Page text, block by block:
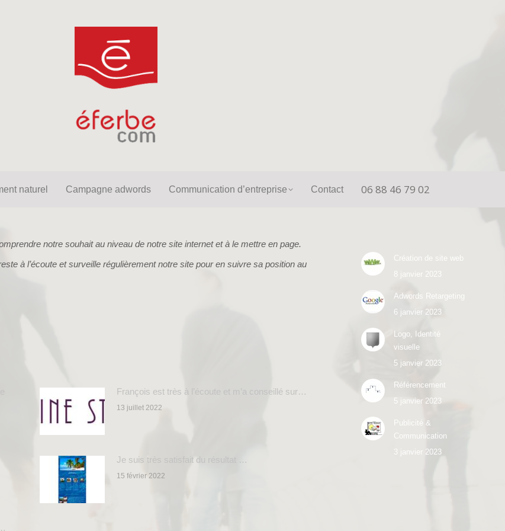
naturel Campagne adwords Communication d’entreprise Contact 06 88 46 79 02
notre souhait au niveau de notre site internet et à le mettre en page.
à l’écoute et surveille régulièrement notre site pour en suivre sa position au
François est très à l’écoute et m’a conseillé sur…
13 juillet 2022
Je suis très satisfait du résultat …
15 février 2022
Création de site web
8 janvier 2023
Adwords Retargeting
6 janvier 2023
Logo, Identité
visuelle
5 janvier 2023
Référencement
5 janvier 2023
Publicité &
Communication
3 janvier 2023